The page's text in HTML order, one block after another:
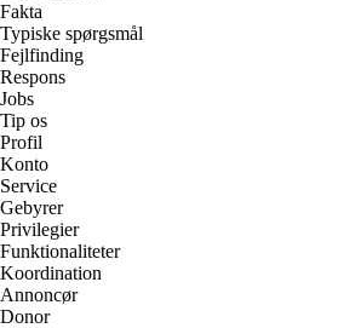
Fakta
Typiske spørgsmål
Fejlfinding
Respons
Jobs
Tip os
Profil
Konto
Service
Gebyrer
Privilegier
Funktionaliteter
Koordination
Annoncør
Donor